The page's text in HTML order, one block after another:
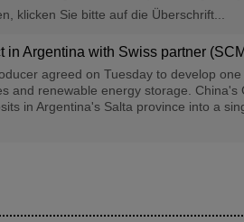
klicken Sie bitte auf die Überschrift...
in Argentina with Swiss partner
agreed on Tuesday to develop
and renewable energy storage.
in Argentina's Salta province into a